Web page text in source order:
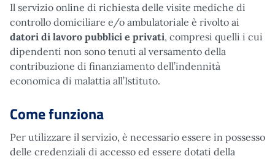
Il servizio online di richiesta delle visite mediche di
controllo domiciliare e/o ambulatoriale è rivolto ai
datori di lavoro pubblici e privati, compresi quelli i cui
dipendenti non sono tenuti al versamento della
contribuzione di finanziamento dell’indennità
economica di malattia all’Istituto.
Come funziona
Per utilizzare il servizio, è necessario essere in possesso
delle credenziali di accesso ed essere dotati della